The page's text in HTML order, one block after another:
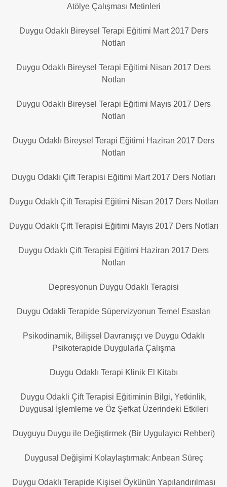
Atölye Çalışması Metinleri
Duygu Odaklı Bireysel Terapi Eğitimi Mart 2017 Ders
Notları
Duygu Odaklı Bireysel Terapi Eğitimi Nisan 2017 Ders
Notları
Duygu Odaklı Bireysel Terapi Eğitimi Mayıs 2017 Ders
Notları
Duygu Odaklı Bireysel Terapi Eğitimi Haziran 2017 Ders
Notları
Duygu Odaklı Çift Terapisi Eğitimi Mart 2017 Ders Notları
Duygu Odaklı Çift Terapisi Eğitimi Nisan 2017 Ders Notları
Duygu Odaklı Çift Terapisi Eğitimi Mayıs 2017 Ders Notları
Duygu Odaklı Çift Terapisi Eğitimi Haziran 2017 Ders
Notları
Depresyonun Duygu Odaklı Terapisi
Duygu Odakli Terapide Süpervizyonun Temel Esasları
Psikodinamik, Bilişsel Davranışçı ve Duygu Odaklı
Psikoterapide Duygularla Çalışma
Duygu Odaklı Terapi Klinik El Kitabı
Duygu Odakli Çift Terapisi Eğitiminin Bilgi, Yetkinlik,
Duygusal İşlemleme ve Öz Şefkat Üzerindeki Etkileri
Duyguyu Duygu ile Değiştirmek (Bir Uygulayıcı Rehberi)
Duygusal Değişimi Kolaylaştırmak: Anbean Süreç
Duygu Odaklı Terapide Kişisel Öykünün Yapılandırılması